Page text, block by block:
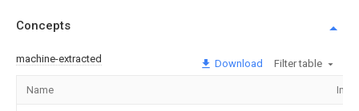
Concepts
machine-extracted Download Filter table
Name